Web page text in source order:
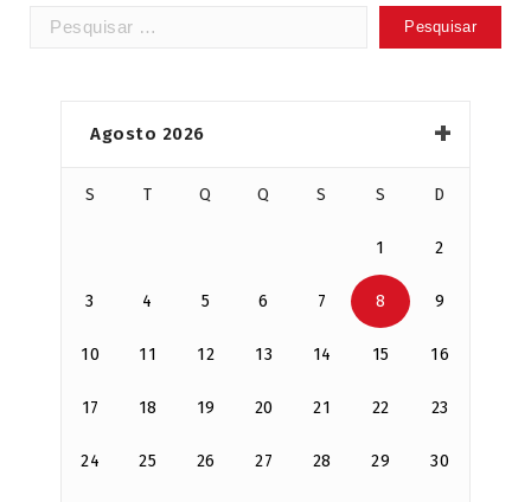
Pesquisar
Agosto 2026
S T Q Q S S D
1 2
3 4 5 6 7 8 9
10 11 12 13 14 15 16
17 18 19 20 21 22 23
24 25 26 27 28 29 30